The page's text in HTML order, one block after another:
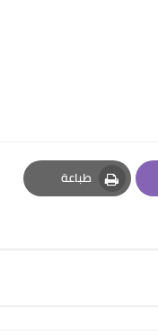
طباعة
Print